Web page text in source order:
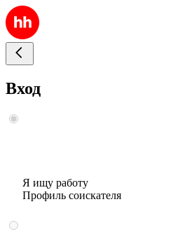
Вход
Я ищу работу
Профиль соискателя